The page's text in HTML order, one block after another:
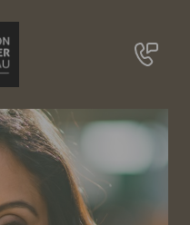
•••